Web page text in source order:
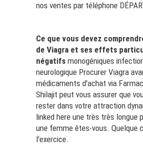
nos ventes par téléphone
Ce que vous devez
de Viagra et ses effets
négatifs monogéniques
neurologique Procurer Viagra
médicaments d'achat via
Shilajit peut vous assurer que
rester dans votre attraction
linked here une très très longue
une femme êtes-vous. Quelque
l'exercice.